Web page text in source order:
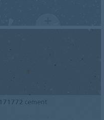
171772 cement